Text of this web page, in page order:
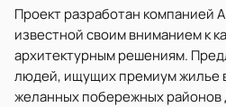
Проект разработан компанией
известной своим вниманием к
архитектурным решениям.
людей, ищущих премиум жилье
желанных побережных районов